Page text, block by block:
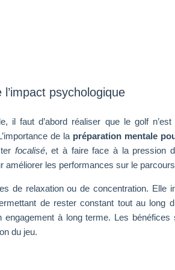
psychologique
il faut d’abord réaliser que le golf n’est
de la préparation mentale
focalisé, et à faire face à la pression
améliorer les performances sur le
de relaxation ou de concentration. Elle
de rester constant tout au long
engagement à long terme. Les bénéfices
du jeu.